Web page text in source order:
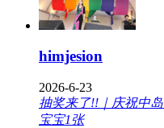
himjesion
2026-6-23
抽奖来了!!｜庆祝中
宝宝1张